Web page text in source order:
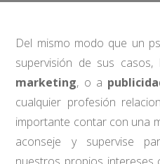
Del mismo modo que un
supervisión de sus
marketing, o a
cualquier profesión
importante contar con una
aconseje y supervise